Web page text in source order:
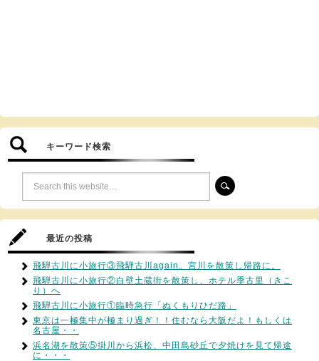
キーワード検索
最近の投稿
飛騨古川に小旅行③飛騨古川again。宮川を散策し帰路に。
飛騨古川に小旅行②白壁土蔵街を散策し、ホテル季古里（きこ
り）へ
飛騨古川に小旅行①臨時急行「ぬくもりひだ路」
東京は一極集中が極まり過ぎ！！住むなら大阪だよ！もしくは
名古屋・・
浜名湖を散策⑤掛川から浜松、中田島砂丘で夕焼けを見て帰途
に・・・